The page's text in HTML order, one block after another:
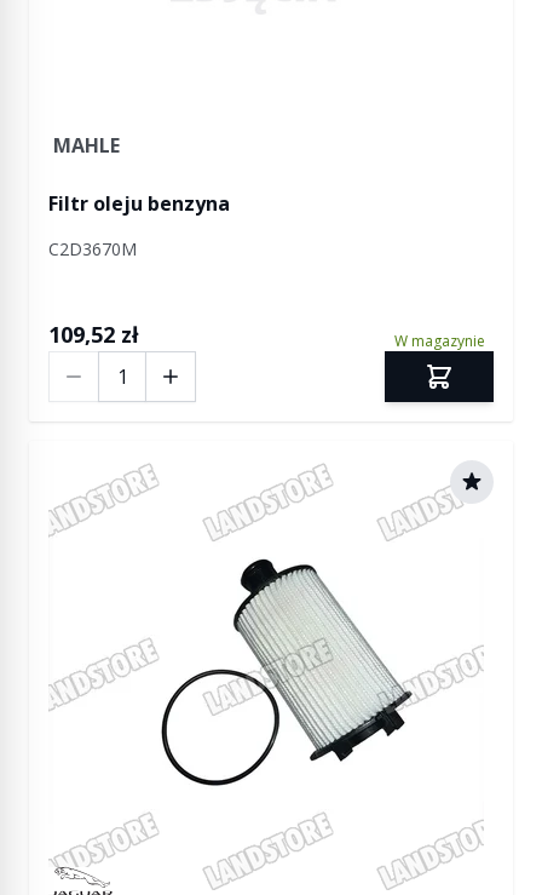
MAHLE
Filtr oleju benzyna
C2D3670M
109,52 zł W magazynie
Manufactured by Jaguar